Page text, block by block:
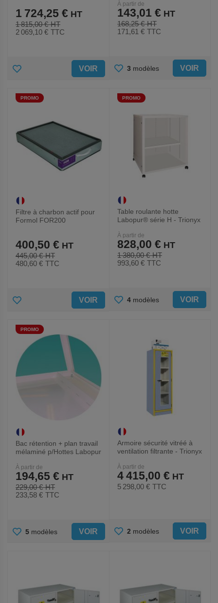
1 815,00 €
1 724,25 €
2 069,10 € TTC
AJOUTER
FAVORIS
VOIR
À partir de
168,25 €
143,01 €
171,61 € TTC
AJOUTER
FAVORIS
3 modèles VOIR
PROMO
Filtre à charbon actif pour
Formol FOR200
445,00 €
400,50 €
480,60 € TTC
AJOUTER
FAVORIS
VOIR
PROMO
Table roulante hotte
Labopur® série H - Trionyx
À partir de
1 380,00 €
828,00 €
993,60 € TTC
AJOUTER
4 modèles VOIR
PROMO
Bac rétention + plan travail
mélaminé p/Hottes Labopur
À partir de
229,00 €
194,65 €
233,58 € TTC
AJOUTER
5 modèles VOIR
Armoire sécurité vitréé à
ventilation filtrante - Trionyx
À partir de
4 415,00 €
5 298,00 € TTC
AJOUTER
2 modèles VOIR